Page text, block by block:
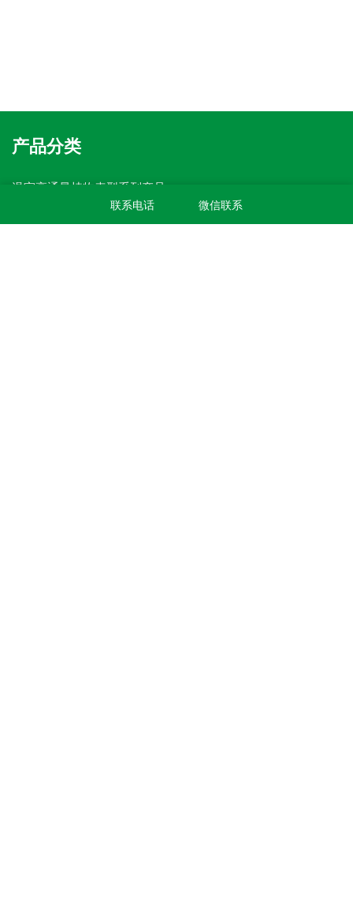
产品分类
温室高通量植物表型系列产品
盆载植物表型采集分析系统
无人机农业监测及表型解析系统
无人车式高通量表型采集分析平台
联系电话 微信联系